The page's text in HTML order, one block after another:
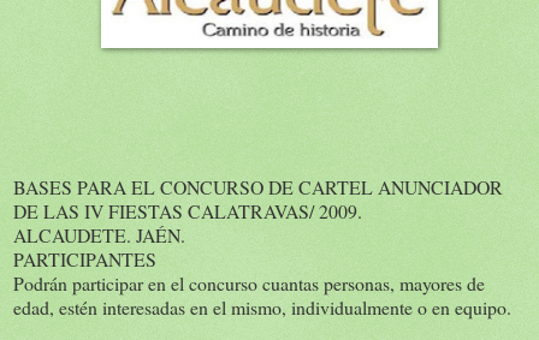
BASES PARA EL CONCURSO DE CARTEL ANUNCIADOR
DE LAS IV FIESTAS CALATRAVAS/ 2009.
ALCAUDETE. JAÉN.
PARTICIPANTES
Podrán participar en el concurso cuantas personas, mayores de
edad, estén interesadas en el mismo, individualmente o en equipo.